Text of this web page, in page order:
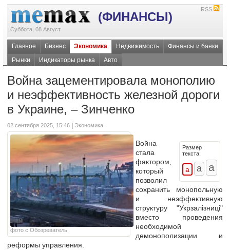
(ФИНАНСЫ)
Суббота, 08 Август
RSS
Главное Бизнес Экономика Недвижимость
Финансы и банки
Рынки
Индикаторы рынка Авто
Война зацементировала монополию
и неэффективность железной дороги
в Украине, – Зинченко
02 сентября 2025, 15:46 Экономика
фото с Обозреватель
Размер
текста:
Война
стала
фактором,
который
позволил
сохранить монопольную
и неэффективную
структуру "Укрзалізниці"
вместо проведения
необходимой
демонополизации и
реформы управления.